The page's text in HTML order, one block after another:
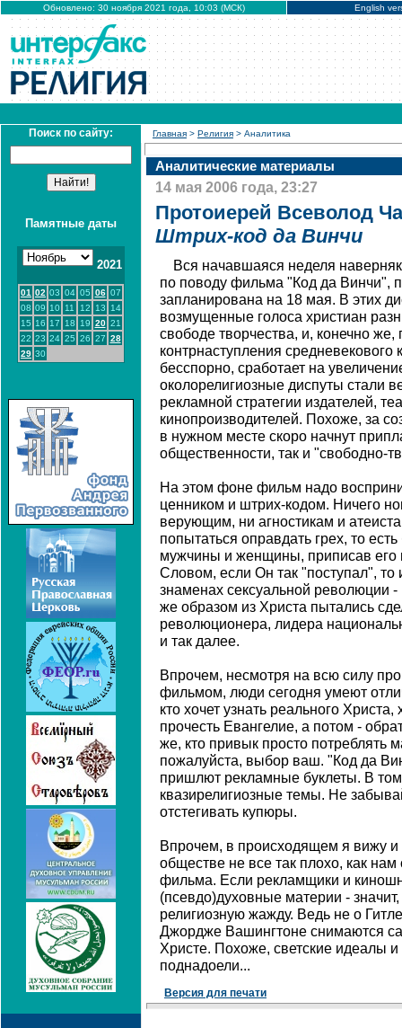
Обновлено: 30 ноября 2021 года, 10:03 (МСК) English
Поиск по сайту:
Памятные даты
2021
01 02 03 04 05 06 07
08 09 10 11 12 13
14
15 16 17 18 19 20 21
22 23 24 25 26 27 28
29 30
Главная > Религия > Аналитика
Аналитические материалы
14 мая 2006 года, 23:27
Протоиерей Всеволод
Штрих-код да Винчи
Вся начавшаяся неделя
по поводу фильма "Код да Винчи",
запланирована на 18 мая. В этих
возмущенные голоса христиан
свободе творчества, и, конечно
контрнаступления средневекового
бесспорно, сработает на
околорелигиозные диспуты стали
рекламной стратегии издателей,
кинопроизводителей. Похоже, за
в нужном месте скоро начнут
общественности, так и "свободно-
На этом фоне фильм надо
ценником и штрих-кодом. Ничего
верующим, ни агностикам и
попытаться оправдать грех, то
мужчины и женщины, приписав его
Словом, если Он так "поступал",
знаменах сексуальной революции -
же образом из Христа пытались
революционера, лидера
и так далее.
Впрочем, несмотря на всю силу
фильмом, люди сегодня умеют
кто хочет узнать реального
прочесть Евангелие, а потом -
же, кто привык просто потреблять
пожалуйста, выбор ваш. "Код да
пришлют рекламные буклеты. В
квазирелигиозные темы. Не
отстегивать купюры.
Впрочем, в происходящем я вижу и
обществе не все так плохо, как
фильма. Если рекламщики и
(псевдо)духовные материи -
религиозную жажду. Ведь не о
Джордже Вашингтоне снимаются
Христе. Похоже, светские идеалы
поднадоели...
Версия для печати